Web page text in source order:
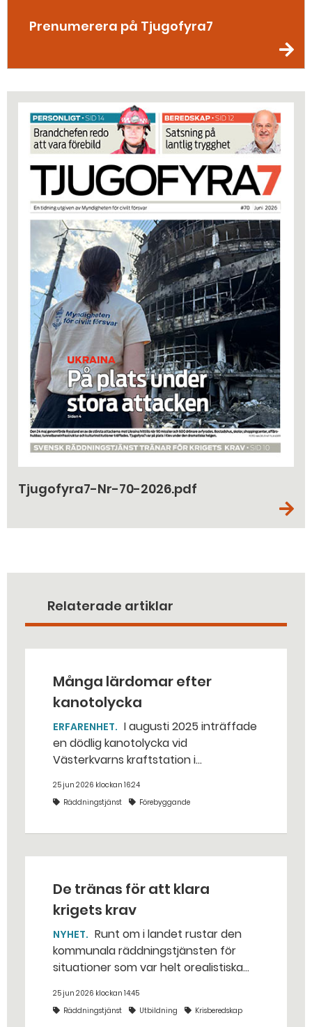
Prenumerera på Tjugofyra7
Tjugofyra7-Nr-70-2026.pdf
Relaterade artiklar
Många lärdomar efter
kanotolycka
ERFARENHET
en dödlig kanotolycka vid
Västerkvarns kraftstation i
25 jun 2026 klockan 16:24
Räddningstjänst
Förebyggande
De tränas för att klara
krigets krav
NYHET
kommunala räddningstjänsten för
situationer som var helt orealistiska
bakhåll, utspridda granater och hot
från livsfarliga drönare i det
25 jun 2026 klockan 14:45
Räddningstjänst
Utbildning Krisberedskap